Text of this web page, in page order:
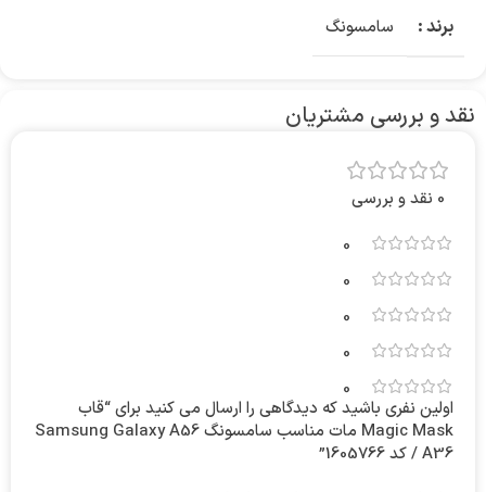
برند : سامسونگ
نقد و بررسی مشتریان
0 نقد و بررسی
0
0
0
0
0
اولین نفری باشید که دیدگاهی را ارسال می کنید برای “قاب
Magic Mask مات مناسب سامسونگ Samsung Galaxy A56
/ A36 کد 1605766”